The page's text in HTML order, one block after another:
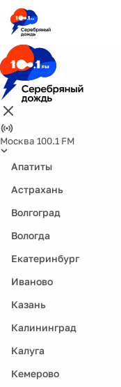
Москва 100.1 FM
Апатиты
Астрахань
Волгоград
Вологда
Екатеринбург
Иваново
Казань
Калининград
Калуга
Кемерово